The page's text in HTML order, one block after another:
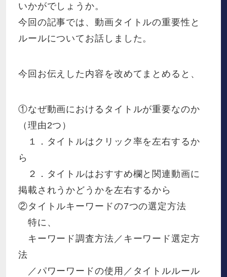
いかがでしょうか。
今回の記事では、動画タイトルの重要性と
ルールについてお話しました。
今回お伝えした内容を改めてまとめると、
①なぜ動画におけるタイトルが重要なのか
（理由2つ）
１．タイトルはクリック率を左右するか
ら
２．タイトルはおすすめ欄と関連動画に
掲載されうかどうかを左右するから
②タイトルキーワードの7つの選定方法
特に、
キーワード調査方法／キーワード選定方
法
／パワーワードの使用／タイトルルール